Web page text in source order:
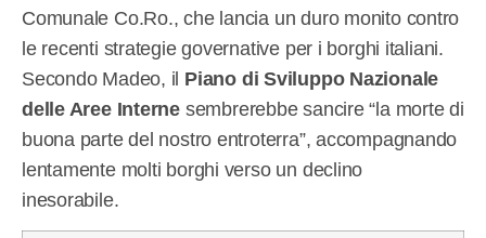
Comunale Co.Ro., che lancia un duro monito contro
le recenti strategie governative per i borghi italiani.
Secondo Madeo, il Piano di Sviluppo Nazionale
delle Aree Interne sembrerebbe sancire “la morte di
buona parte del nostro entroterra”, accompagnando
lentamente molti borghi verso un declino
inesorabile.